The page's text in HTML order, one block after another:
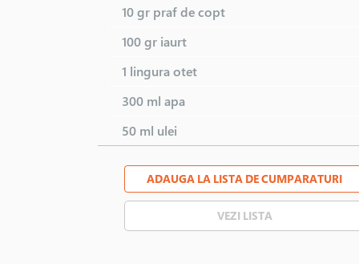
10 gr praf de copt
100 gr iaurt
1 linguraotet
300 ml apa
50 ml ulei
ADAUGA LA LISTA DE CUMPARATURI
VEZI LISTA